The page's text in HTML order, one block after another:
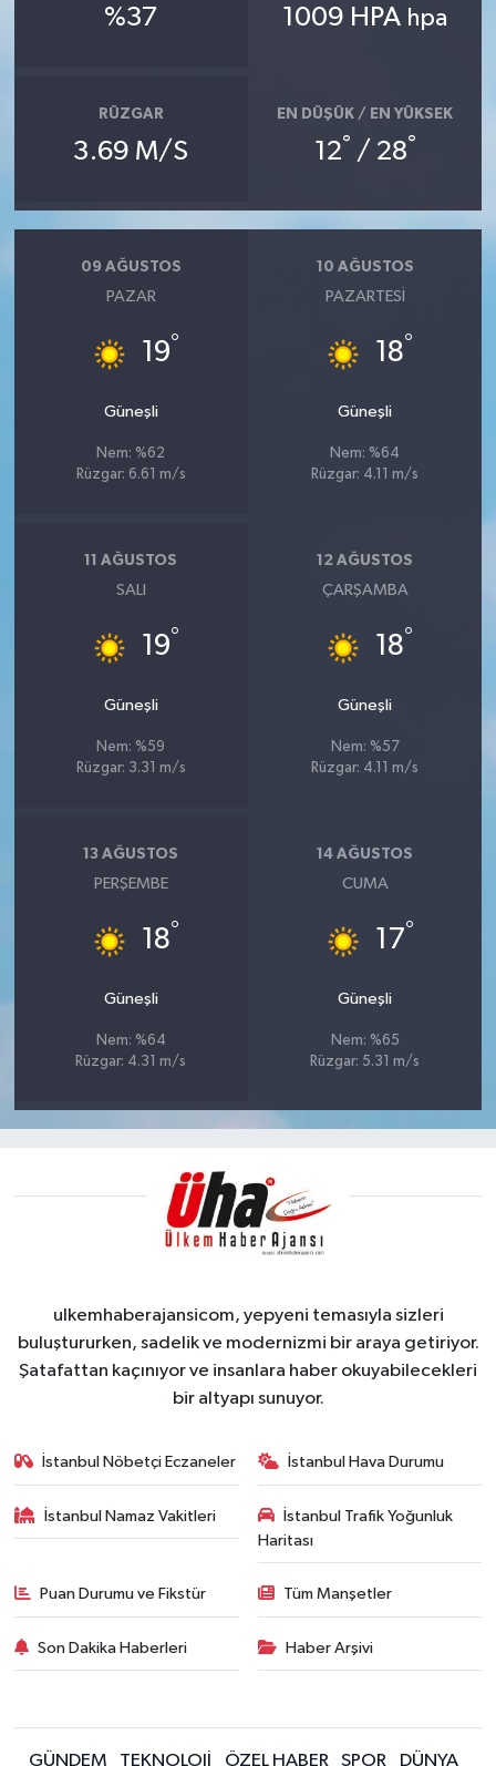
%37 1009 HPA hpa
RÜZGAR
3.69 M/S
EN DÜŞÜK / EN YÜKSEK
12° / 28°
09 AĞUSTOS
PAZAR
19°
Güneşli
Nem: %62
Rüzgar: 6.61 m/s
10 AĞUSTOS
PAZARTESI
18°
Güneşli
Nem: %64
Rüzgar: 4.11 m/s
11 AĞUSTOS
SALI
19°
Güneşli
Nem: %59
Rüzgar: 3.31 m/s
12 AĞUSTOS
ÇARŞAMBA
18°
Güneşli
Nem: %57
Rüzgar: 4.11 m/s
13 AĞUSTOS
PERŞEMBE
18°
Güneşli
Nem: %64
Rüzgar: 4.31 m/s
14 AĞUSTOS
CUMA
17°
Güneşli
Nem: %65
Rüzgar: 5.31 m/s
ulkemhaberajansicom, yepyeni temasıyla sizleri
buluştururken, sadelik ve modernizmi bir araya getiriyor.
Şatafattan kaçınıyor ve insanlara haber okuyabilecekleri
bir altyapı sunuyor.
İstanbul Nöbetçi Eczaneler İstanbul Hava Durumu
İstanbul Namaz Vakitleri
İstanbul Trafik Yoğunluk
Haritası
Puan Durumu ve Fikstür Tüm Manşetler
Son Dakika Haberleri Haber Arşivi
GÜNDEM TEKNOLOJİ ÖZEL HABER SPOR DÜNYA